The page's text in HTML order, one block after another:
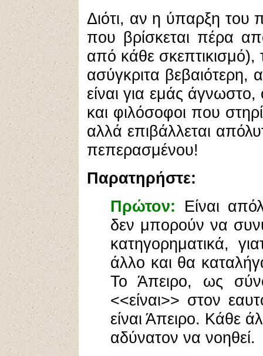
Διότι, αν η ύπαρξη του
που βρίσκεται πέρα
από κάθε σκεπτικισμό),
ασύγκριτα βεβαιότερη,
είναι για εμάς
και φιλόσοφοι που
αλλά επιβάλλεται
πεπερασμένου!
Παρατηρήστε:
Πρώτον: Είναι
δεν μπορούν να
κατηγορηματικά,
άλλο και θα
Το Άπειρο, ως
<<είναι>> στον
είναι Άπειρο. Κάθε
αδύνατον να νοηθεί.